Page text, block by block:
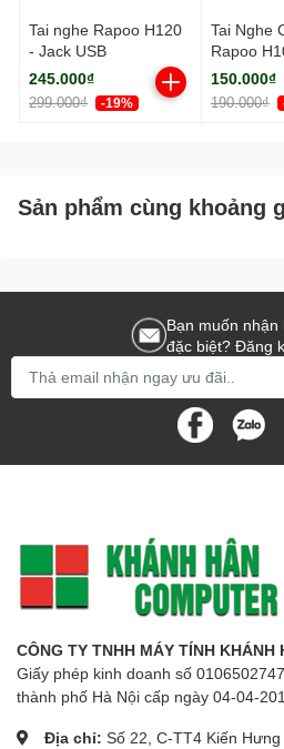
Tai nghe Rapoo H120
- Jack USB
245.000₫
299.000₫ -19%
Tai Nghe
Rapoo
Đen, 2
Mic Cần
150.000₫
190.000₫
Sản phẩm cùng khoảng
Bạn muốn nhận
đặc biệt? Đăng
CÔNG TY TNHH MÁY TÍNH KHÁNH
Giấy phép kinh doanh số
thành phố Hà Nội cấp ngày 04-04-
Địa chỉ: Số 22, C-TT4 Kiến